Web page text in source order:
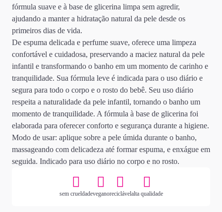
fórmula suave e à base de glicerina limpa sem agredir,
ajudando a manter a hidratação natural da pele desde os
primeiros dias de vida.
De espuma delicada e perfume suave, oferece uma limpeza
confortável e cuidadosa, preservando a maciez natural da pele
infantil e transformando o banho em um momento de carinho e
tranquilidade. Sua fórmula leve é indicada para o uso diário e
segura para todo o corpo e o rosto do bebê. Seu uso diário
respeita a naturalidade da pele infantil, tornando o banho um
momento de tranquilidade. A fórmula à base de glicerina foi
elaborada para oferecer conforto e segurança durante a higiene.
Modo de usar: aplique sobre a pele úmida durante o banho,
massageando com delicadeza até formar espuma, e enxágue em
seguida. Indicado para uso diário no corpo e no rosto.
sem crueldadeveganoreciclávelalta qualidade